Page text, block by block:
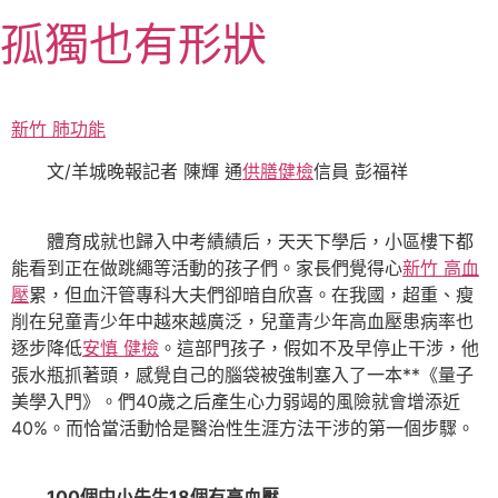
至
主
內
孤獨也有形狀
新竹 肺功能
文/羊城晚報記者 陳輝 通供膳健檢信員 彭福祥
體育成就也歸入中考績績后，天天下學后，小區樓下都
能看到正在做跳繩等活動的孩子們。家長們覺得心新竹 高血
壓累，但血汗管專科大夫們卻暗自欣喜。在我國，超重、瘦
削在兒童青少年中越來越廣泛，兒童青少年高血壓患病率也
逐步降低安慎 健檢 。這部門孩子，假如不及早停止干涉，他
張水瓶抓著頭，感覺自己的腦袋被強制塞入了一本**《量子
美學入門》。們40歲之后產生心力弱竭的風險就會增添近
40%。而恰當活動恰是醫治性生涯方法干涉的第一個步驟。